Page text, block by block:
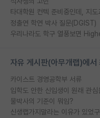
정출연 학연 박사 질문(DGIST)
자유 게시판(아무개랩)에서
카이스트 경영공학부 서류
입학도 안한 신입생이 원래 관심
물박사의 기준이 뭐임?
신생랩가지말라는 이유가 있었